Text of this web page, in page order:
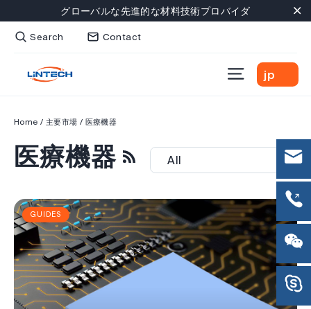
to
content
グローバルな先進的な材料技術プロバイダ
Search Contact
Site
jp
Home / 主要市場 / 医療機器
医療機器 RSS
GUIDES